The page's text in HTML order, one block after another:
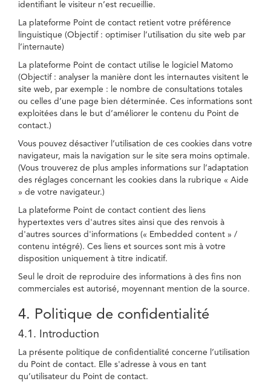
identifiant le visiteur n’est recueillie.
La plateforme Point de contact retient votre préférence
linguistique (Objectif : optimiser l’utilisation du site web par
l’internaute)
La plateforme Point de contact utilise le logiciel Matomo
(Objectif : analyser la manière dont les internautes visitent le
site web, par exemple : le nombre de consultations totales
ou celles d’une page bien déterminée. Ces informations sont
exploitées dans le but d’améliorer le contenu du Point de
contact.)
Vous pouvez désactiver l’utilisation de ces cookies dans votre
navigateur, mais la navigation sur le site sera moins optimale.
(Vous trouverez de plus amples informations sur l’adaptation
des réglages concernant les cookies dans la rubrique « Aide
» de votre navigateur.)
La plateforme Point de contact contient des liens
hypertextes vers d'autres sites ainsi que des renvois à
d'autres sources d'informations (« Embedded content » /
contenu intégré). Ces liens et sources sont mis à votre
disposition uniquement à titre indicatif.
Seul le droit de reproduire des informations à des fins non
commerciales est autorisé, moyennant mention de la source.
4. Politique de confidentialité
4.1. Introduction
La présente politique de confidentialité concerne l’utilisation
du Point de contact. Elle s'adresse à vous en tant
qu’utilisateur du Point de contact.